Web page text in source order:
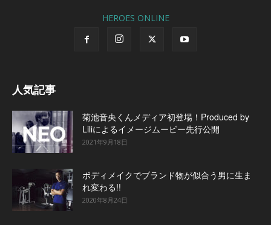
HEROES ONLINE
人気記事
菊池音央くんメディア初登場！Produced by
Liliによるイメージムービー先行公開
2021年9月18日
ボディメイクでブランド物が似合う男に生ま
れ変わる!!
2020年8月24日